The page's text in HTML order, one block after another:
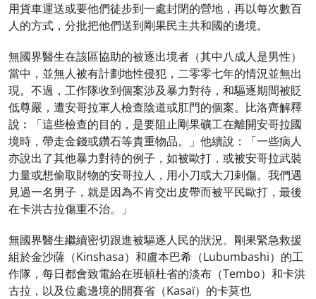
用貨車運送或要他們徒步到一處封閉的營地，再以每次數百
人的方式，分批把他們送到剛果民主共和國的邊境。
無國界醫生在該區協助的被逐出境者（其中八成人是男性）
當中，並無人被有計劃地性侵犯，二零零七年的情況並無出
現。不過，工作隊收到個案涉及暴力對待，和驅逐期間被貶
低尊嚴，遭安哥拉軍人檢查陰道或肛門的個案。比洛齊解釋
說︰「這些檢查的目的，是要阻止剛果礦工在離開安哥拉國
境時，帶走金錢或鑽石等貴重物品。」他續說：「一些病人
亦說出了其他暴力對待的例子，如被歐打，或被安哥拉武裝
力量或想偷取財物的安哥拉人，用小刀或大刀剌傷。我們遇
見過一名男子，就是因為不肯交出皮帶而被平民歐打，最後
在卡洪古拉傷重不治。」
無國界醫生繼續密切跟進被驅逐人民的狀況。剛果緊急救援
組於金沙薩（Kinshasa）和盧本巴希（Lubumbashi）的工
作隊，每日都會致電給在班頓杜省的淡布（Tembo）和卡洪
古拉，以及位處邊境的開賽省（Kasaï）的卡莫也